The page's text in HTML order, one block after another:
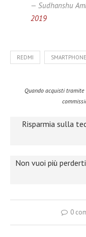
— Sudhanshu
2019
REDMI
Quando acquisti
Risparmia sulla
Non vuoi più
0